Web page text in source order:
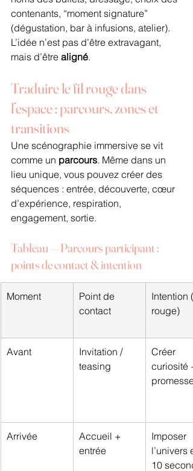
contenants, “moment signature”
(dégustation, bar à infusions, atelier).
L’idée n’est pas d’être extravagant,
mais d’être aligné.
Traduire le fil rouge dans
l’espace : parcours, zones et
transitions
Une scénographie immersive se vit
comme un parcours. Même dans un
lieu unique, vous pouvez créer des
séquences : entrée, découverte, cœur
d’expérience, respiration,
engagement, sortie.
Tableau — Parcours participant :
points de contact & intention
Moment
Point de
contact
Intention
rouge)
Avant
Invitation /
teasing
Créer
curiosité +
promesse
Arrivée
Accueil +
entrée
Imposer
l’univers
10